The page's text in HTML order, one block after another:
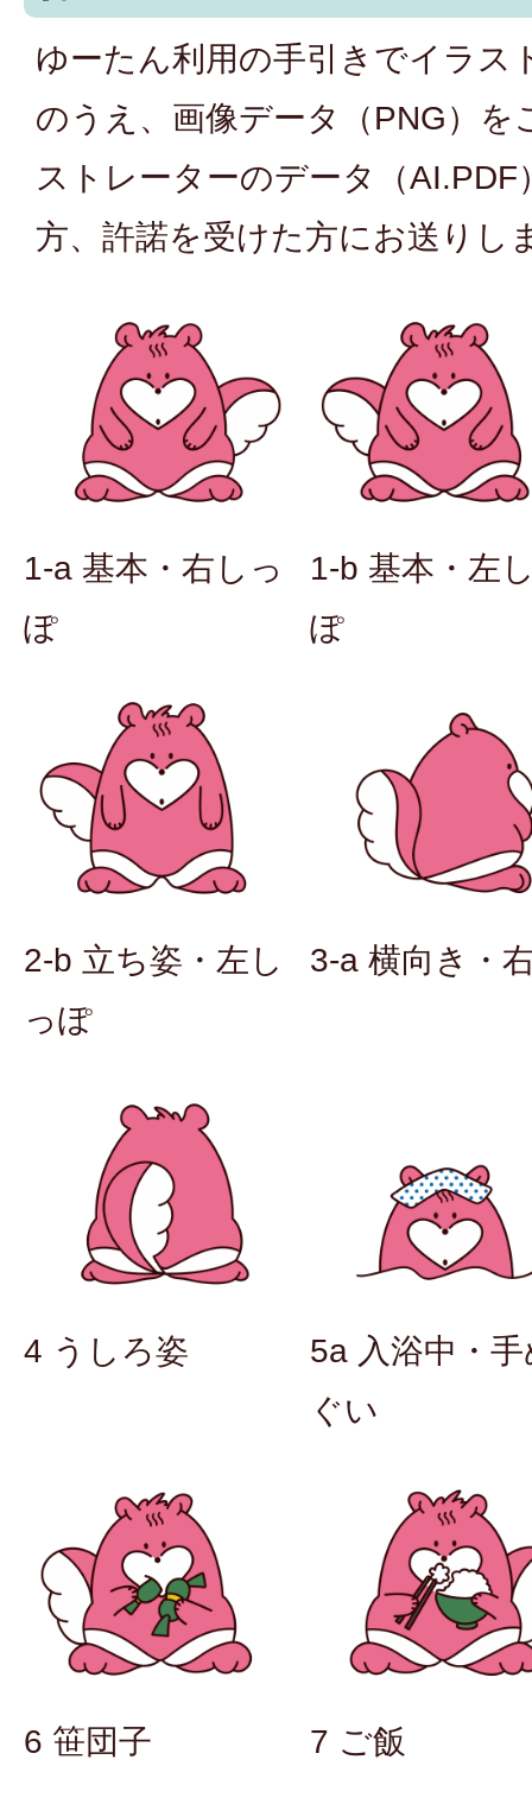
ゆーたん利用の手引きでイラス
のうえ、画像データ（PNG）を
ストレーターのデータ（
方、許諾を受けた方にお送りし
1-a 基本・右しっ
ぽ
1-b 基本・左
ぽ
2-b 立ち姿・左し
っぽ
3-a 横向き・
4 うしろ姿
5a 入浴中・
ぐい
6 笹団子 7 ご飯